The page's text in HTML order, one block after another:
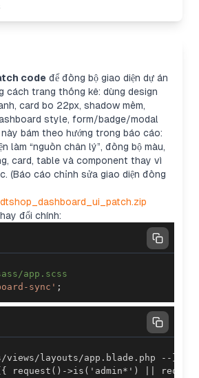
code để đồng bộ giao diện dự án
cách trang thống kê: dùng design
card bo 22px, shadow mềm,
style, form/badge/modal
bám theo hướng trong báo cáo:
làm “nguồn chân lý”, đồng bộ màu,
card, table và component thay vì
(Báo cáo chỉnh sửa giao diện đồng
đổi chính:
app.scss
sync' ;
request()->is('admin*') ||